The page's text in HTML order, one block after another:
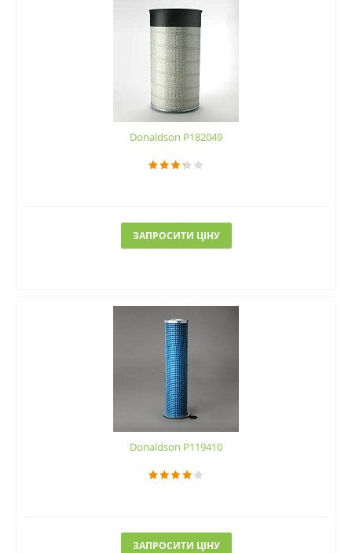
Donaldson P182049
ЗАПРОСИТИ ЦІНУ
Donaldson P119410
ЗАПРОСИТИ ЦІНУ